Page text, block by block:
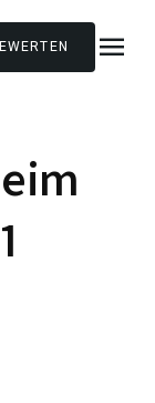
menu